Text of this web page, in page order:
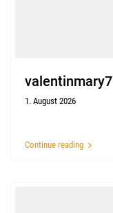
valentinmary7
1. August 2026
Continue reading